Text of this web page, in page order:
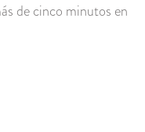
de cinco minutos en